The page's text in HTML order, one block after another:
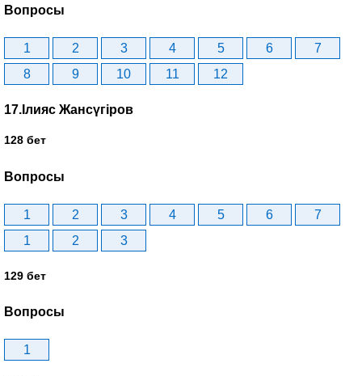
Вопросы
1 2 3 4 5 6
7
8
9 10 11 12
17.Ілияс Жансүгіров
128 бет
Вопросы
1 2 3 4 5 6
7
1
2 3
129 бет
Вопросы
1